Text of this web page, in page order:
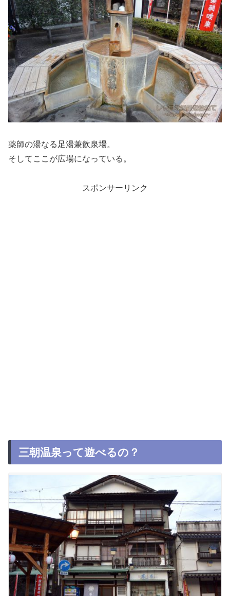
薬師の湯なる足湯兼飲泉場。
そしてここが広場になっている。
スポンサーリンク
三朝温泉って遊べるの？